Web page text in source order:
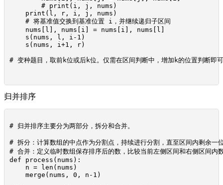
        # print(i, j, nums)
    print(l, r, i, j, nums)
    # 将基准值交换到基准位置 i，并继续递归子区间
    nums[l], nums[i] = nums[i], nums[l]
    s(nums, l, i-1)
    s(nums, i+1, r)
# 变种题目，取前k位或后k位。仅需在区间判断中，增加k的位
归并排序
# 归并排序主要分为两部分，拆分和合并。
# 拆分：计算数组的中点作为分割点，持续进行分割，直至区间内剩余一
# 合并：定义临时数组保存排序后的数，比较当前左侧区间和右侧区间内
def process(nums):
    n = len(nums)
    merge(nums, 0, n-1)